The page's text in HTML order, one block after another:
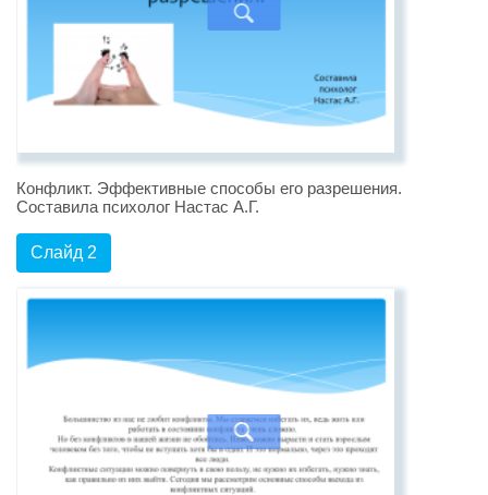
Конфликт. Эффективные способы его разрешения.
Составила психолог Настас А.Г.
Слайд 2